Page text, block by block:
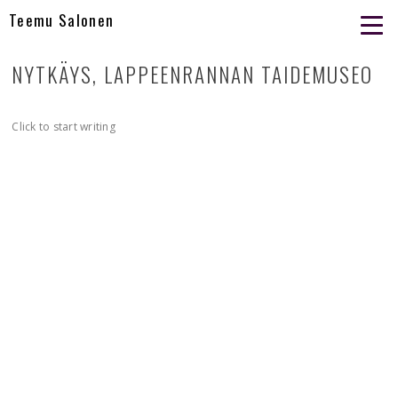
Teemu Salonen
NYTKÄYS, LAPPEENRANNAN TAIDEMUSEO
Click to start writing